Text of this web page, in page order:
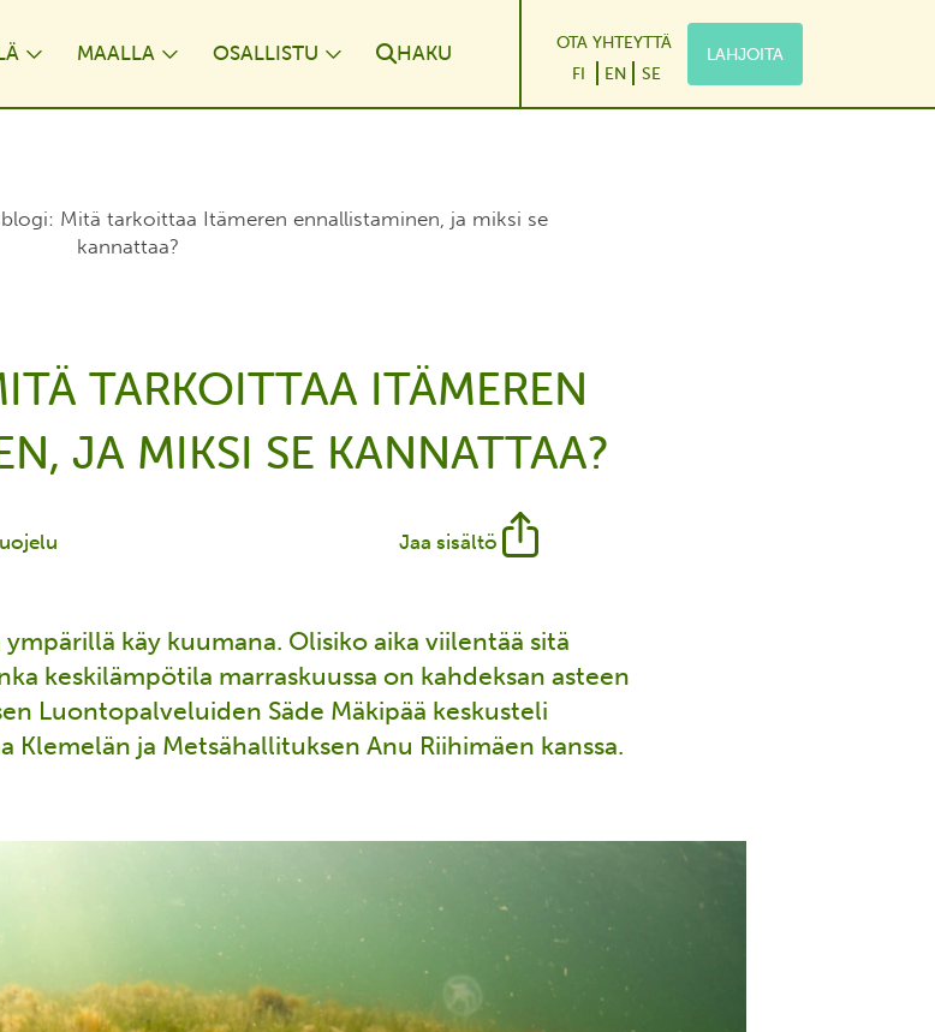
MAALLA OSALLISTU
Toggle Dropdown
HAKU
FI EN SE
OTA YHTEYTTÄ
LAHJOITA
Mitä tarkoittaa Itämeren ennallistaminen, ja miksi se
kannattaa?
TARKOITTAA ITÄMEREN
JA MIKSI SE KANNATTAA?
Jaa sisältö
käy kuumana. Olisiko aika viilentää sitä
keskilämpötila marraskuussa on kahdeksan asteen
Luontopalveluiden Säde Mäkipää keskusteli
Klemelän ja Metsähallituksen Anu Riihimäen kanssa.